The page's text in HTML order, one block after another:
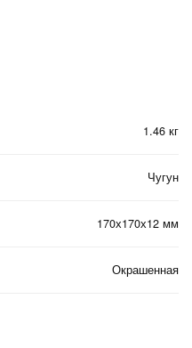
1.46 кг
Чугун
170х170х12 мм
Окрашенная